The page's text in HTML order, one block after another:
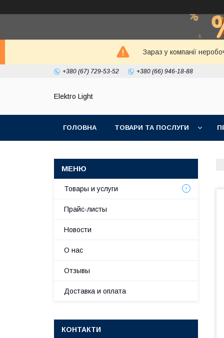
Зараз у компанії
+380 (67) 729-53-52 +380 (66) 946-18-88
Elektro Light
ГОЛОВНА ТОВАРИ ТА ПОСЛУГИ
Товары и услуги
Прайс-листы
Новости
О нас
Отзывы
Доставка и оплата
КОНТАКТИ